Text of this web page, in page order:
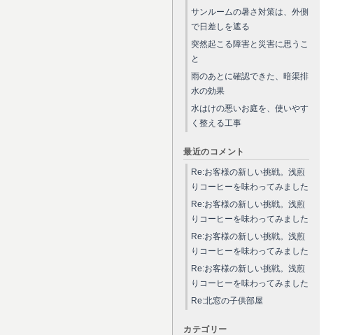
サンルームの暑さ対策は、外側
で日差しを遮る
突然起こる障害と災害に思うこ
と
雨のあとに確認できた、暗渠排
水の効果
水はけの悪いお庭を、使いやす
く整える工事
最近のコメント
Re:お客様の新しい挑戦。浅煎
りコーヒーを味わってみました
Re:お客様の新しい挑戦。浅煎
りコーヒーを味わってみました
Re:お客様の新しい挑戦。浅煎
りコーヒーを味わってみました
Re:お客様の新しい挑戦。浅煎
りコーヒーを味わってみました
Re:北窓の子供部屋
カテゴリー